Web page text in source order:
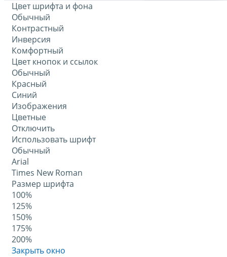
Цвет шрифта и фона
Обычный
Контрастный
Инверсия
Комфортный
Цвет кнопок и ссылок
Обычный
Красный
Синий
Изображения
Цветные
Отключить
Использовать шрифт
Обычный
Arial
Times New Roman
Размер шрифта
100%
125%
150%
175%
200%
Закрыть окно